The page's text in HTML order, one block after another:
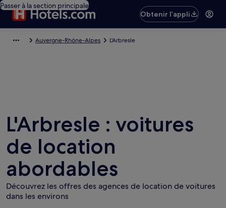
Passer à la section principale
Obtenir l’appli
Auvergne-Rhône-Alpes L'Arbresle
L'Arbresle : voitures
de location
abordables
Découvrez les offres des agences de location de voitures
dans les environs